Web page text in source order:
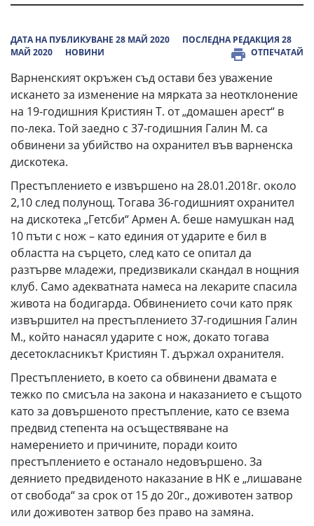
ДАТА НА ПУБЛИКУВАНЕ 28 МАЙ 2020
ПОСЛЕДНА РЕДАКЦИЯ 28
МАЙ 2020
НОВИНИ ОТПЕЧАТАЙ
Варненският окръжен съд остави без уважение
искането за изменение на мярката за неотклонение
на 19-годишния Кристиян Т. от „домашен арест“ в
по-лека. Той заедно с 37-годишния Галин М. са
обвинени за убийство на охранител във варненска
дискотека.
Престъплението е извършено на 28.01.2018г. около
2,10 след полунощ. Тогава 36-годишният охранител
на дискотека „Гетсби“ Армен А. беше намушкан над
10 пъти с нож – като единия от ударите е бил в
областта на сърцето, след като се опитал да
разтърве младежи, предизвикали скандал в нощния
клуб. Само адекватната намеса на лекарите спасила
живота на бодигарда. Обвинението сочи като пряк
извършител на престъплението 37-годишния Галин
М., който нанасял ударите с нож, докато тогава
десетокласникът Кристиян Т. държал охранителя.
Престъплението, в което са обвинени двамата е
тежко по смисъла на закона и наказанието е същото
като за довършеното престъпление, като се взема
предвид степента на осъществяване на
намерението и причините, поради които
престъплението е останало недовършено. За
деянието предвиденото наказание в НК е „лишаване
от свобода“ за срок от 15 до 20г., доживотен затвор
или доживотен затвор без право на замяна.